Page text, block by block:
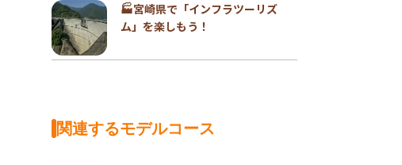
🏭宮崎県で「インフラツーリズ
ム」を楽しもう！
関連するモデルコース